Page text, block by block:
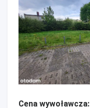
Cena wywoławcza: